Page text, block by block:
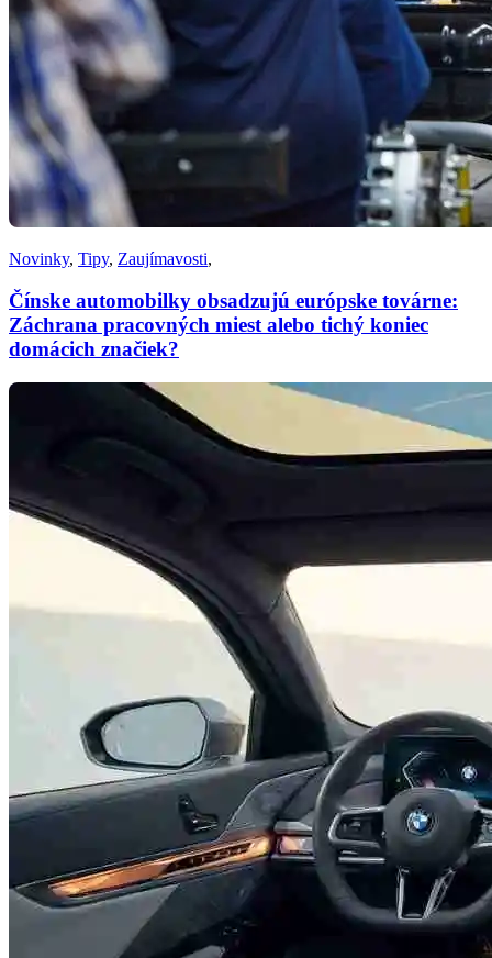
Novinky, Tipy, Zaujímavosti,
Čínske automobilky obsadzujú európske továrne:
Záchrana pracovných miest alebo tichý koniec
domácich značiek?